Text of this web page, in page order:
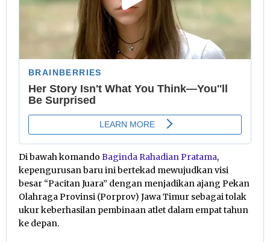
Di bawah komando Baginda Rahadian Pratama,
kepengurusan baru ini bertekad mewujudkan visi
besar “Pacitan Juara” dengan menjadikan ajang Pekan
Olahraga Provinsi (Porprov) Jawa Timur sebagai tolak
ukur keberhasilan pembinaan atlet dalam empat tahun
ke depan.